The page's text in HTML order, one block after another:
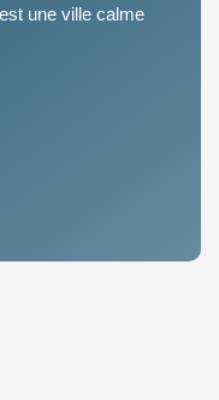
une ville calme